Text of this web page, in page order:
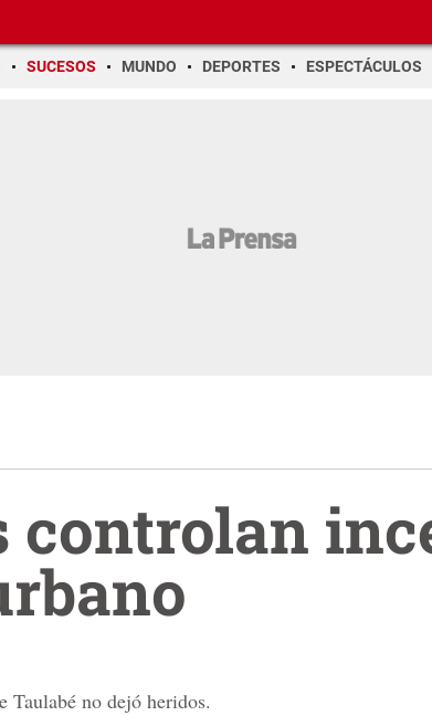
SUCESOS MUNDO DEPORTES ESPECTÁCULOS
controlan
Taulabé no dejó heridos.